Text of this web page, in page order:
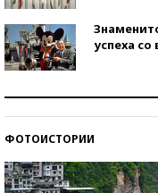
успеха
ФОТОИСТОРИИ